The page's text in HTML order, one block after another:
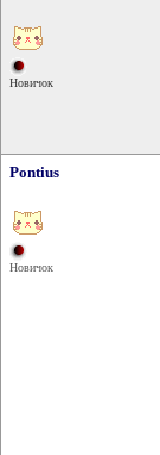
Новичок
Pontius
Новичок